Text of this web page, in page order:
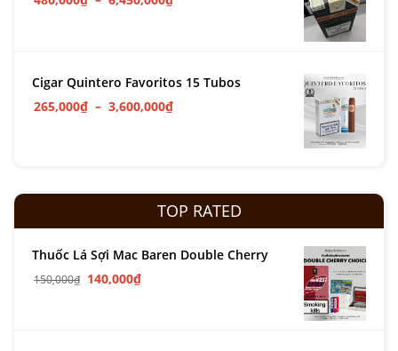
Cigar Quintero Favoritos 15 Tubos
265,000₫ – 3,600,000₫
TOP RATED
Thuốc Lá Sợi Mac Baren Double Cherry
150,000₫ 140,000₫